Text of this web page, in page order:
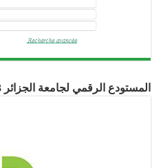
المستودع الرقمي لجامعة الجزائر 3